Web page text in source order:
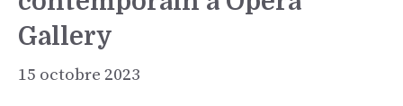
Gallery
15 octobre 2023